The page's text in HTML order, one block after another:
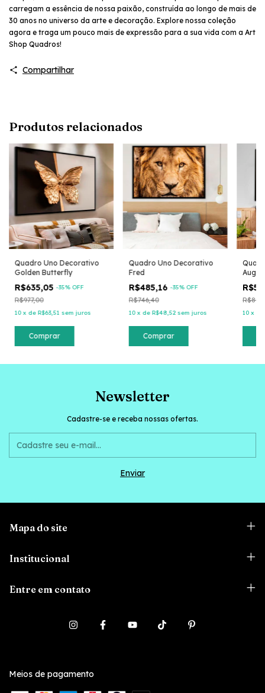
carregam a essência de nossa paixão, construída ao longo de mais de
30 anos no universo da arte e decoração. Explore nossa coleção
agora e traga um pouco mais de expressão para a sua vida com a Art
Shop Quadros!
Compartilhar
Produtos relacionados
Quadro Uno Decorativo
Golden Butterfly
R$635,05-35% OFF
R$977,00
10 x de R$63,51 sem juros
Comprar
Quadro Uno Decorativo
Fred
R$485,16-35% OFF
R$746,40
10 x de R$48,52 sem juros
Comprar
10 x
Newsletter
Cadastre-se e receba nossas ofertas.
Mapa do site
Institucional
Entre em contato
Meios de pagamento